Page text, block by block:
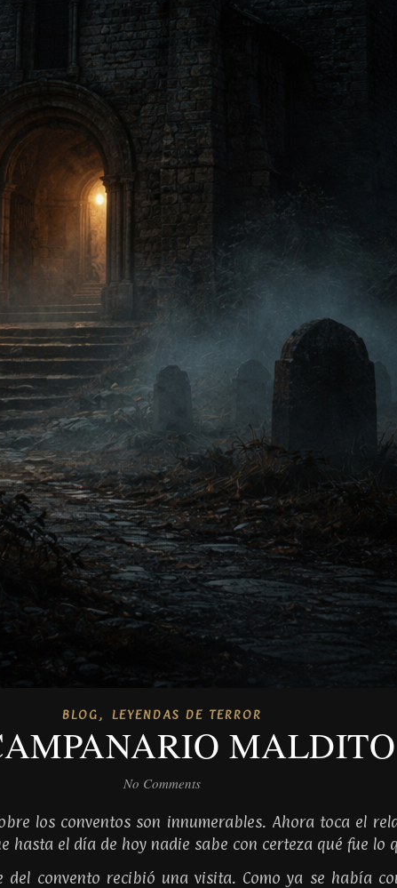
BLOG, LEYENDAS DE TERROR
MALDITO
No Comments
los conventos son innumerables. Ahora toca el
hasta el día de hoy nadie sabe con certeza qué fue lo
del convento recibió una visita. Como ya se había